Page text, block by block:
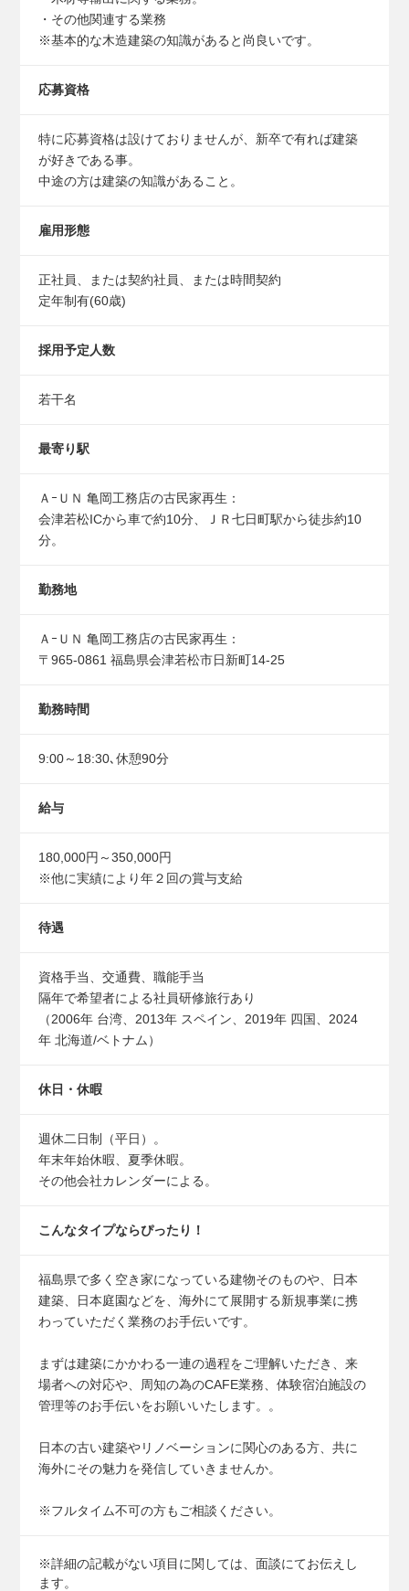
・その他関連する業務
※基本的な木造建築の知識があると尚良いです。
応募資格
特に応募資格は設けておりませんが、新卒で有れば建築
が好きである事。
中途の方は建築の知識があること。
雇用形態
正社員、または契約社員、または時間契約
定年制有(60歳)
採用予定人数
若干名
最寄り駅
ＡｰＵＮ 亀岡工務店の古民家再生：
会津若松ICから車で約10分、ＪＲ七日町駅から徒歩約10
分。
勤務地
ＡｰＵＮ 亀岡工務店の古民家再生：
〒965-0861 福島県会津若松市日新町14-25
勤務時間
9:00～18:30､休憩90分
給与
180,000円～350,000円
※他に実績により年２回の賞与支給
待遇
資格手当、交通費、職能手当
隔年で希望者による社員研修旅行あり
（2006年 台湾、2013年 スペイン、2019年 四国、2024
年 北海道/ベトナム）
休日・休暇
週休二日制（平日）。
年末年始休暇、夏季休暇。
その他会社カレンダーによる。
こんなタイプならぴったり！
福島県で多く空き家になっている建物そのものや、日本
建築、日本庭園などを、海外にて展開する新規事業に携
わっていただく業務のお手伝いです。
まずは建築にかかわる一連の過程をご理解いただき、来
場者への対応や、周知の為のCAFE業務、体験宿泊施設の
管理等のお手伝いをお願いいたします。。
日本の古い建築やリノベーションに関心のある方、共に
海外にその魅力を発信していきませんか。
※フルタイム不可の方もご相談ください。
※詳細の記載がない項目に関しては、面談にてお伝えし
ます。